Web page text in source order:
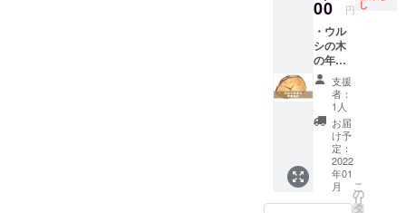
し劇
場）が
作るお
箸で、
売上の
一部が
活動資
金に
なって
いま
す。
木
地：能
登ヒ
トとし
ての漆
の提供
や書籍
の貸し
出しな
どを行
なって
いま
す。 全
ての支
援者様
に以下
もお送
目（も
くめ）
の出方
も違う
ので、
一期一
会もお
楽しみ
くださ
い。 全
ての支
援者様
に以下
もお送
てくる
のを楽
しみな
がら、
育てる
ように
使って
いただ
けたら
嬉しい
です。
ひとつ
ずつ杢
目（も
びが
あった
りする
のも木
の個
性。ど
れが届
くかは
お楽し
みで
す。 と
ことん
ナチュ
ラルに
らにウ
めをし
て、水
滲みを
抑える
ため
に、最
後に蜜
蝋仕上
げ。杢
目の出
方は1つ
1つ違い
地の暮
らしの
道具や
ら食べ
ものや
ら芸能
やらの
研究と
図解
オバケ
ダイガ
ク
http://o
bakedai
gaku.ne
幅:230,
高
さ:360,
厚さ:
（樹皮
部）55,
(文字盤
部)23
（mm
）、重
さ：約
1000ｇ
※木の乾
燥程度
によっ
00 円 し
・ウル
シの木
の年輪
時計
（文字
入れ
可）
拓殖大
学 工学
部 デザ
イン科
の学生
が制作
支援
者：
1人
お届
け予
定：
2022
年01
月
こ
の
リ
タ